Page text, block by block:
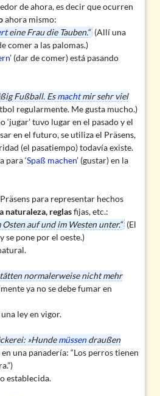
de ahora, es decir que ocurren
ahora mismo:
eine Frau die Tauben.“ (Allí una
comer a las palomas.)
’ (dar de comer) está pasando
Fußball. Esmachtmir sehr viel
regularmente. Me gusta mucho.)
‘jugar’ tuvo lugar en el pasado y el
en el futuro, se utiliza el Präsens,
(el pasatiempo) todavía existe.
para ‘Spaß machen’ (gustar) en la
para representar hechos
naturaleza, reglasfijas, etc.:
auf und im Westen unter.“ (El
se pone por el oeste.)
normalerweise nicht mehr
ya no se debe fumar en
ley en vigor.
»Hundemüssendraußen
una panadería: “Los perros tienen
establecida.